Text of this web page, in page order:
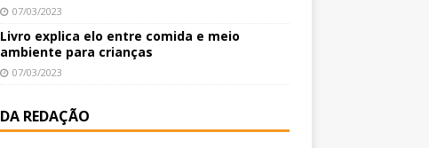
07/03/2023
Livro explica elo entre comida e meio
ambiente para crianças
07/03/2023
DA REDAÇÃO